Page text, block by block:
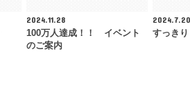
2024.11.28
100万人達成！！ イベント
のご案内
2024.7.20
すっきり